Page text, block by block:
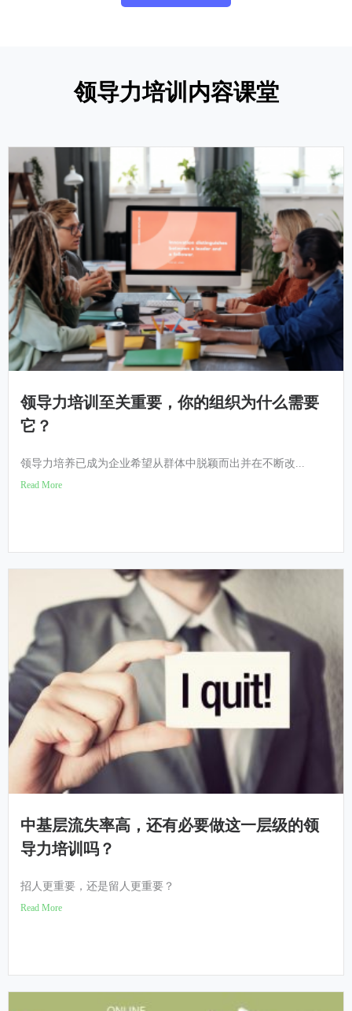
领导力培训内容课堂
领导力培训至关重要，你的组织为什么需要
它？
领导力培养已成为企业希望从群体中脱颖而出并在不断改...
Read More
中基层流失率高，还有必要做这一层级的领
导力培训吗？
招人更重要，还是留人更重要？
Read More